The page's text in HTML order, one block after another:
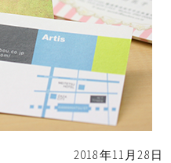
2018年11月28日